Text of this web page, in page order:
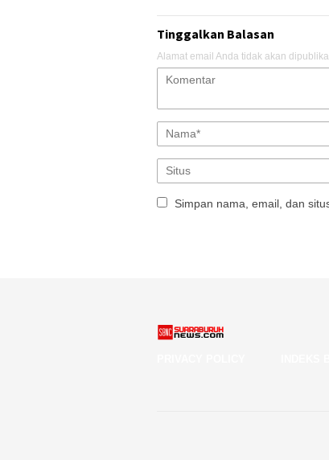
Tinggalkan Balasan
Alamat email Anda tidak akan
Simpan nama, email, dan